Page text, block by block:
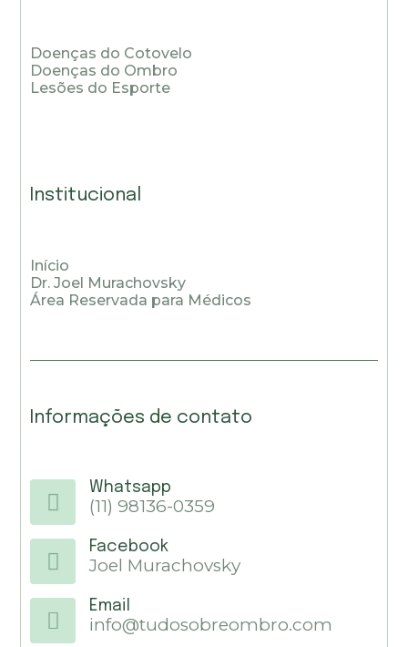
Doenças do Cotovelo
Doenças do Ombro
Lesões do Esporte
Institucional
Início
Dr. Joel Murachovsky
Área Reservada para Médicos
Informações de contato
Whatsapp
(11) 98136-0359
Facebook
Joel Murachovsky
Email
info@tudosobreombro.com